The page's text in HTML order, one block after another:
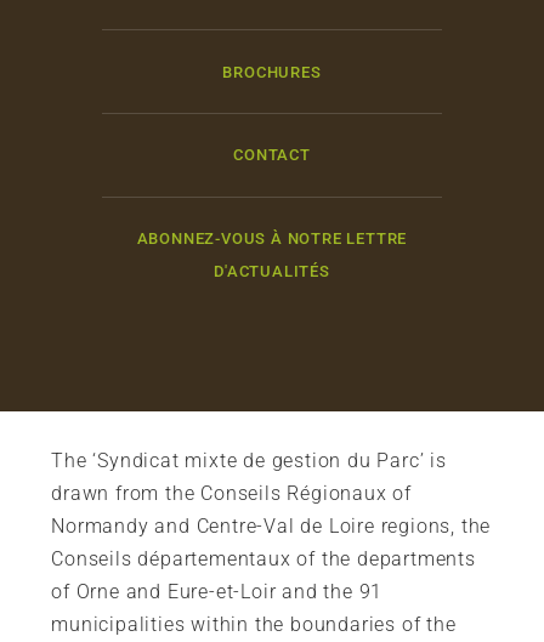
BROCHURES
CONTACT
ABONNEZ-VOUS À NOTRE LETTRE
D'ACTUALITÉS
The ‘Syndicat mixte de gestion du Parc’ is
drawn from the Conseils Régionaux of
Normandy and Centre-Val de Loire regions, the
Conseils départementaux of the departments
of Orne and Eure-et-Loir and the 91
municipalities within the boundaries of the